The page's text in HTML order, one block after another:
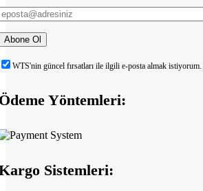
WTS'nin güncel fırsatları ile ilgili e-posta almak istiyorum.
Yöntemleri:
Sistemleri: